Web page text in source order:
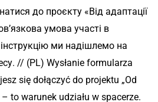
до проєкту «Від адаптації
умова участі в
ми надішлемо на
// (PL) Wysłanie formularza
się dołączyć do projektu „Od
to warunek udziału w spacerze.